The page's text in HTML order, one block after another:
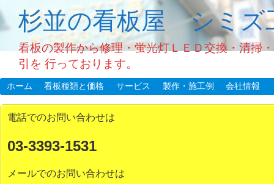
杉並の看板屋 シミズ
看板の製作から修理・蛍光灯ＬＥＤ交換・清掃
引を 行っております。
ホーム 看板種類と価格 サービス 製作・施工例 会社情報
電話でのお問い合わせは
03-3393-1531
メールでのお問い合わせは